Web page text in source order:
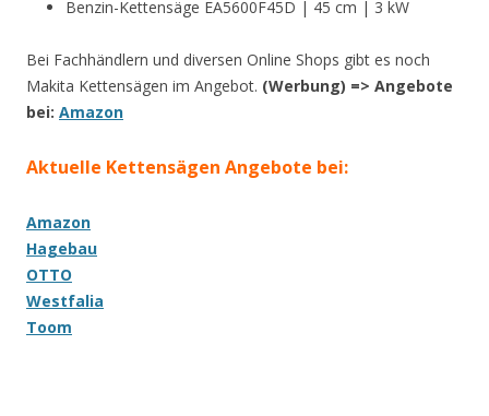
Benzin-Kettensäge EA5600F45D | 45 cm | 3 kW
Bei Fachhändlern und diversen Online Shops gibt es noch
Makita Kettensägen im Angebot. (Werbung) => Angebote
bei: Amazon
Aktuelle Kettensägen Angebote bei:
Amazon
Hagebau
OTTO
Westfalia
Toom